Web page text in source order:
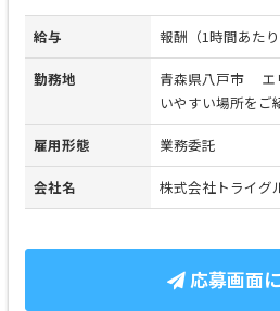
給与 報酬（1時間あた
勤務地
青森県八戸市 エ
いやすい場所をご
雇用形態 業務委託
会社名 株式会社トライグ
応募画面